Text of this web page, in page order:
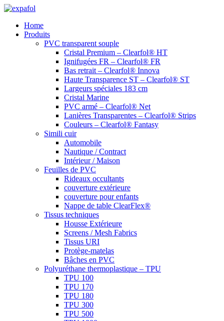
Aller
contenuHome
Produits
PVC transparent souple
Cristal Premium – Clearfol® HT
Ignifugées FR – Clearfol® FR
Bas retrait – Clearfol® Innova
Haute Transparence ST – Clearfol® ST
Largeurs spéciales 183 cm
Cristal Marine
PVC armé – Clearfol® Net
Lanières Transparentes – Clearfol® Strips
Couleurs – Clearfol® Fantasy
Simili cuir
Automobile
Nautique / Contract
Intérieur / Maison
Feuilles de PVC
Rideaux occultants
couverture extérieure
couverture pour enfants
Nappe de table ClearFlex®
Tissus techniques
Housse Extérieure
Screens / Mesh Fabrics
Tissus URI
Protège-matelas
Bâches en PVC
Polyuréthane thermoplastique – TPU
TPU 100
TPU 170
TPU 180
TPU 300
TPU 500